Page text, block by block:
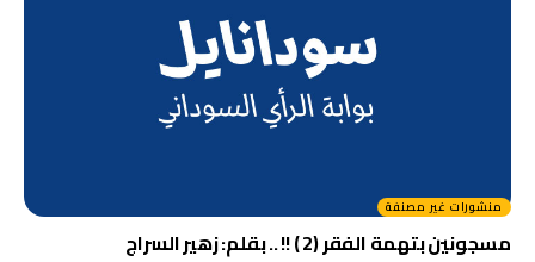
منشورات غير مصنفة
مسجونين بتهمة الفقر (2 ) !! .. بقلم: زهير السراج